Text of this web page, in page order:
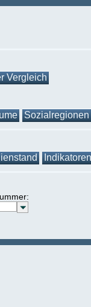
Vergleich
Sozialregionen
Indikatoren